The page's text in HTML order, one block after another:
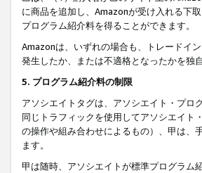
に商品を追加し、Amazonが受け入れる下
プログラム紹介料を得ることができます。
Amazonは、いずれの場合も、トレードイ
発生したか、または不適格となったかを独
5. プログラム紹介料の制限
アソシエイトタグは、アソシエイト・プロ
同じトラフィックを使用してアソシエイト
の操作や組み合わせによるもの）、甲は、
ます。
甲は随時、アソシエイトが標準プログラム